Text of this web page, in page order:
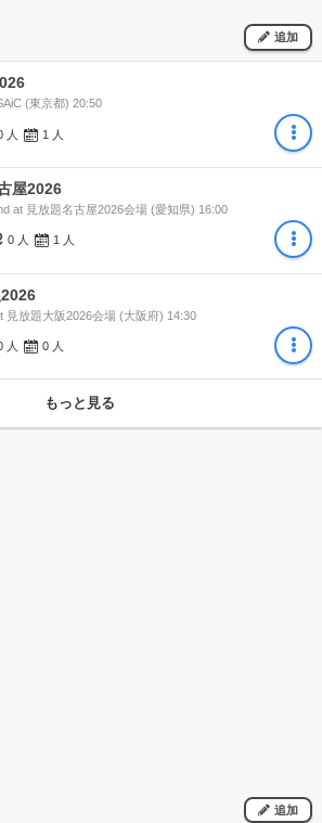
追加
(東京都) 20:50
人 1 人
屋2026
at 見放題名古屋2026会場 (愛知県) 16:00
0 人 1 人
見放題大阪2026会場 (大阪府) 14:30
人 0 人
もっと見る
追加